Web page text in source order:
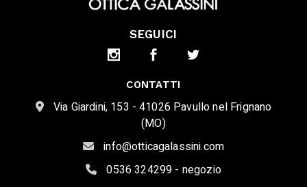
SEGUICI
CONTATTI
Via Giardini, 153 - 41026 Pavullo nel Frignano
(MO)
info@otticagalassini.com
0536 324299 - negozio